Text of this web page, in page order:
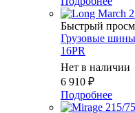
Быстрый
Грузовые
16PR
Нет в наличии
6 910 ₽
Подробнее